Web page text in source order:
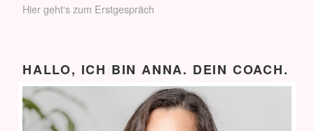
Hier geht‘s zum Erstgespräch
HALLO, ICH BIN ANNA. DEIN COACH.